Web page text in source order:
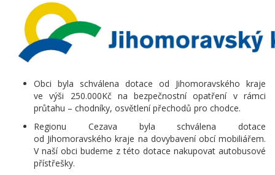
Obci byla schválena dotace od Jihomoravského kraje
ve výši 250.000Kč na bezpečnostní opatření v rámci
průtahu – chodníky, osvětlení přechodů pro chodce.
Regionu Cezava byla schválena dotace
od Jihomoravského kraje na dovybavení obcí mobiliářem.
V naší obci budeme z této dotace nakupovat autobusové
přístřešky.